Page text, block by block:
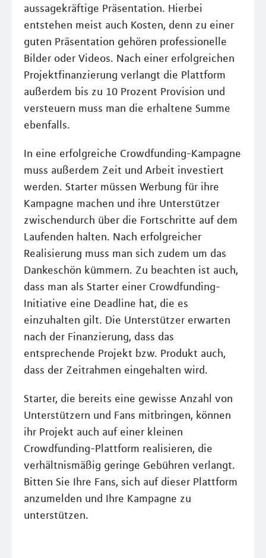
aussagekräftige Präsentation. Hierbei
entstehen meist auch Kosten, denn zu einer
guten Präsentation gehören professionelle
Bilder oder Videos. Nach einer erfolgreichen
Projektfinanzierung verlangt die Plattform
außerdem bis zu 10 Prozent Provision und
versteuern muss man die erhaltene Summe
ebenfalls.
In eine erfolgreiche Crowdfunding-Kampagne
muss außerdem Zeit und Arbeit investiert
werden. Starter müssen Werbung für ihre
Kampagne machen und ihre Unterstützer
zwischendurch über die Fortschritte auf dem
Laufenden halten. Nach erfolgreicher
Realisierung muss man sich zudem um das
Dankeschön kümmern. Zu beachten ist auch,
dass man als Starter einer Crowdfunding-
Initiative eine Deadline hat, die es
einzuhalten gilt. Die Unterstützer erwarten
nach der Finanzierung, dass das
entsprechende Projekt bzw. Produkt auch,
dass der Zeitrahmen eingehalten wird.
Starter, die bereits eine gewisse Anzahl von
Unterstützern und Fans mitbringen, können
ihr Projekt auch auf einer kleinen
Crowdfunding-Plattform realisieren, die
verhältnismäßig geringe Gebühren verlangt.
Bitten Sie Ihre Fans, sich auf dieser Plattform
anzumelden und Ihre Kampagne zu
unterstützen.